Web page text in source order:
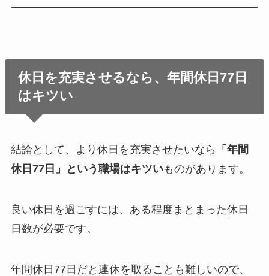
休日を充実させるなら、年間休日77日
はキツい
結論として、より休日を充実させたいなら
「年間
休日77日」という職場はキツいものがあります。
良い休日を過ごすには、ある程度まとまった休日
日数が必要です。
年間休日77日だと連休を取ることも難しいので、